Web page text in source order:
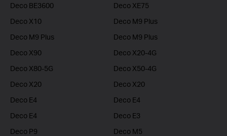
Deco BE3600
Deco XE75
Deco X10
Deco M9 Plus
Deco M9 Plus
Deco M9 Plus
Deco X90
Deco X20-4G
Deco X80-5G
Deco X50-4G
Deco X20
Deco X20
Deco E4
Deco E4
Deco E4
Deco E3
Deco P9
Deco M5